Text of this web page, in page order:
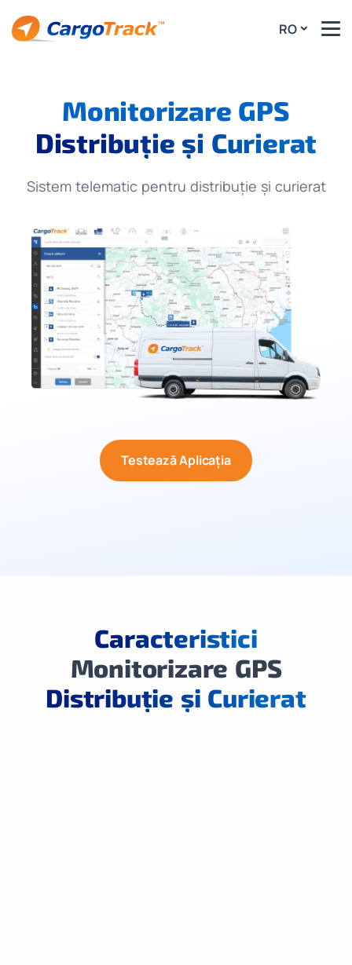
RO
Monitorizare GPS
Distribuție și Curierat
Sistem telematic pentru distribuție și curierat
Testează Aplicația
Caracteristici
Monitorizare GPS
Distribuție și Curierat